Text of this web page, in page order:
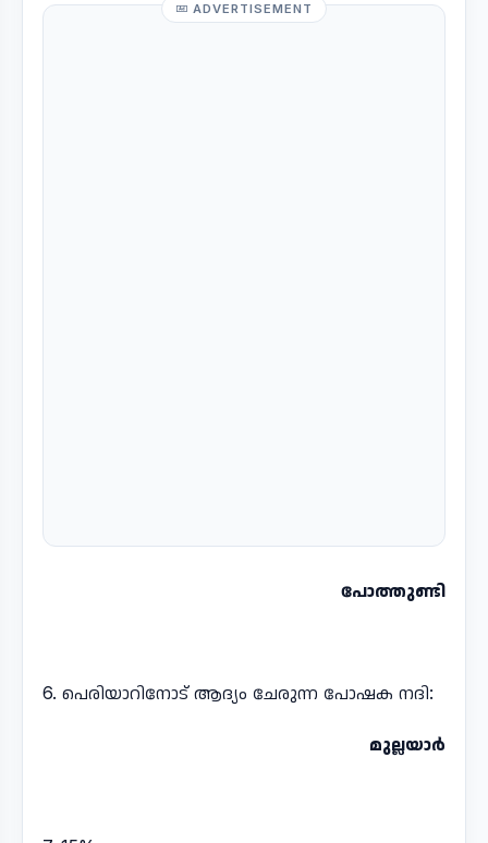
ADVERTISEMENT
പോത്തുണ്ടി
6. പെരിയാറിനോട് ആദ്യം ചേരുന്ന പോഷക നദി:
മുല്ലയാർ